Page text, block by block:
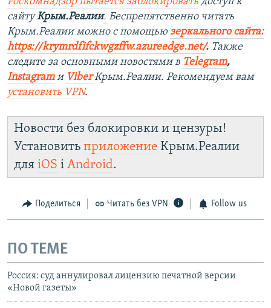
сайтуКрым.Реалии. Беспрепятственно читать
Крым.Реалии можно с помощью зеркального сайта:
https://krymrdfifckwgzffw.azureedge.net/. ​ Также
следите за основными новостями в Telegram,
Instagram и ViberКрым.Реалии. Рекомендуем вам
установить VPN.
Новости без блокировки и цензуры!
Установить приложение Крым.Реалии
для iOS і Android.
Поделиться Читать без VPN Follow us
ПО ТЕМЕ
Россия: суд аннулировал лицензию печатной версии
«Новой газеты»